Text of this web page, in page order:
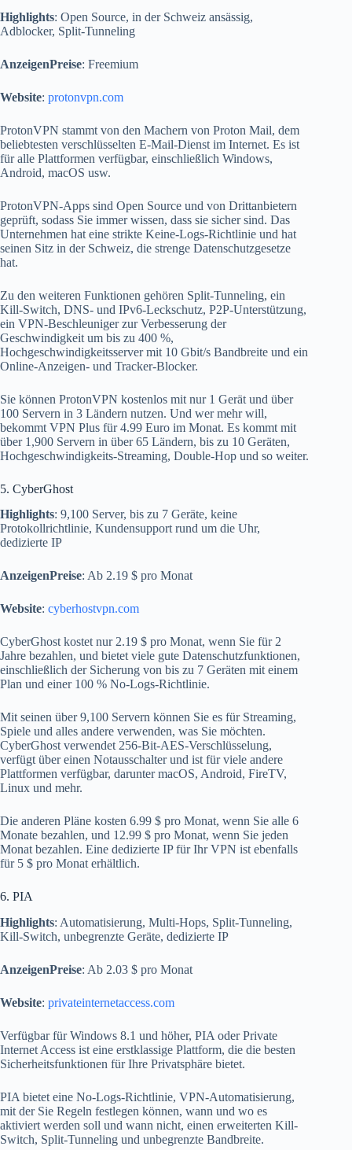
Highlights: Open Source, in der Schweiz ansässig,
Adblocker, Split-Tunneling
AnzeigenPreise: Freemium
Website: protonvpn.com
ProtonVPN stammt von den Machern von Proton Mail, dem
beliebtesten verschlüsselten E-Mail-Dienst im Internet. Es ist
für alle Plattformen verfügbar, einschließlich Windows,
Android, macOS usw.
ProtonVPN-Apps sind Open Source und von Drittanbietern
geprüft, sodass Sie immer wissen, dass sie sicher sind. Das
Unternehmen hat eine strikte Keine-Logs-Richtlinie und hat
seinen Sitz in der Schweiz, die strenge Datenschutzgesetze
hat.
Zu den weiteren Funktionen gehören Split-Tunneling, ein
Kill-Switch, DNS- und IPv6-Leckschutz, P2P-Unterstützung,
ein VPN-Beschleuniger zur Verbesserung der
Geschwindigkeit um bis zu 400 %,
Hochgeschwindigkeitsserver mit 10 Gbit/s Bandbreite und ein
Online-Anzeigen- und Tracker-Blocker.
Sie können ProtonVPN kostenlos mit nur 1 Gerät und über
100 Servern in 3 Ländern nutzen. Und wer mehr will,
bekommt VPN Plus für 4.99 Euro im Monat. Es kommt mit
über 1,900 Servern in über 65 Ländern, bis zu 10 Geräten,
Hochgeschwindigkeits-Streaming, Double-Hop und so weiter.
5. CyberGhost
Highlights: 9,100 Server, bis zu 7 Geräte, keine
Protokollrichtlinie, Kundensupport rund um die Uhr,
dedizierte IP
AnzeigenPreise: Ab 2.19 $ pro Monat
Website: cyberhostvpn.com
CyberGhost kostet nur 2.19 $ pro Monat, wenn Sie für 2
Jahre bezahlen, und bietet viele gute Datenschutzfunktionen,
einschließlich der Sicherung von bis zu 7 Geräten mit einem
Plan und einer 100 % No-Logs-Richtlinie.
Mit seinen über 9,100 Servern können Sie es für Streaming,
Spiele und alles andere verwenden, was Sie möchten.
CyberGhost verwendet 256-Bit-AES-Verschlüsselung,
verfügt über einen Notausschalter und ist für viele andere
Plattformen verfügbar, darunter macOS, Android, FireTV,
Linux und mehr.
Die anderen Pläne kosten 6.99 $ pro Monat, wenn Sie alle 6
Monate bezahlen, und 12.99 $ pro Monat, wenn Sie jeden
Monat bezahlen. Eine dedizierte IP für Ihr VPN ist ebenfalls
für 5 $ pro Monat erhältlich.
6. PIA
Highlights: Automatisierung, Multi-Hops, Split-Tunneling,
Kill-Switch, unbegrenzte Geräte, dedizierte IP
AnzeigenPreise: Ab 2.03 $ pro Monat
Website: privateinternetaccess.com
Verfügbar für Windows 8.1 und höher, PIA oder Private
Internet Access ist eine erstklassige Plattform, die die besten
Sicherheitsfunktionen für Ihre Privatsphäre bietet.
PIA bietet eine No-Logs-Richtlinie, VPN-Automatisierung,
mit der Sie Regeln festlegen können, wann und wo es
aktiviert werden soll und wann nicht, einen erweiterten Kill-
Switch, Split-Tunneling und unbegrenzte Bandbreite.